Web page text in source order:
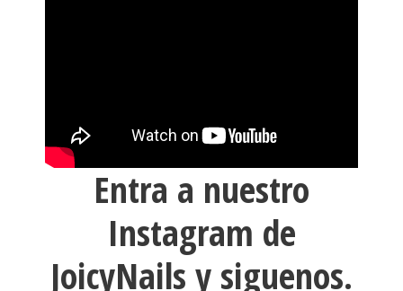
Entra a nuestro
Instagram de
JoicyNails y siguenos.